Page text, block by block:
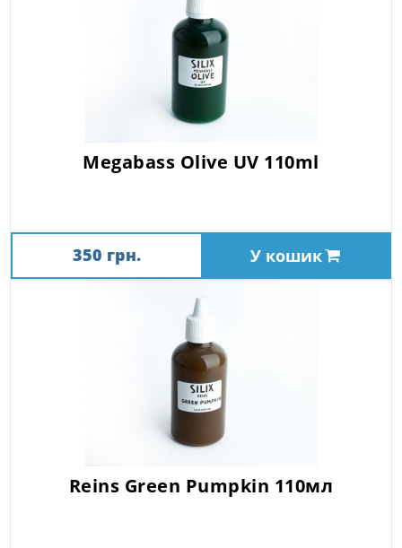
Megabass Olive UV 110ml
350 грн. У кошик
Reins Green Pumpkin 110мл